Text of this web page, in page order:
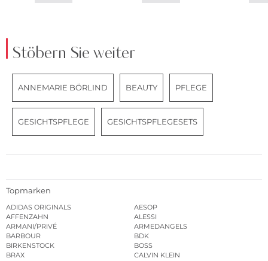
Stöbern Sie weiter
ANNEMARIE BÖRLIND BEAUTY PFLEGE
GESICHTSPFLEGE GESICHTSPFLEGESETS
Topmarken
ADIDAS ORIGINALS
AESOP
AFFENZAHN
ALESSI
ARMANI/PRIVÉ
ARMEDANGELS
BARBOUR
BDK
BIRKENSTOCK
BOSS
BRAX
CALVIN KLEIN